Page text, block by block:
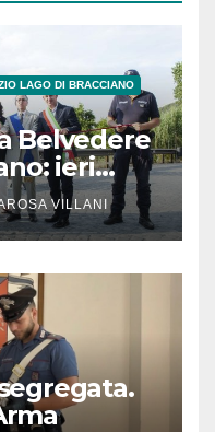
LAGO DI BRACCIANO
Belvedere
ieri
VILLANI